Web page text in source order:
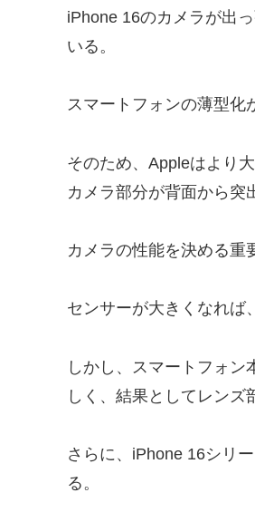
iPhone 16のカメラが出
いる。
スマートフォンの薄型化
そのため、Appleはより
カメラ部分が背面から突
カメラの性能を決める重
センサーが大きくなれば
しかし、スマートフォ
しく、結果としてレンズ
さらに、iPhone 16シリ
る。